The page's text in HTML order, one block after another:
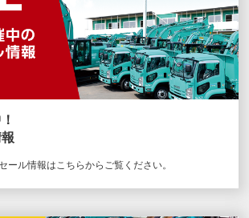
ール情報はこちらからご覧ください。